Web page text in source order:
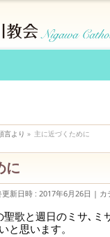
言より » 主に近づくために
に
更新日時 : 2017年6月26日 カ
歌と週日のミサ､ミ
と思います。